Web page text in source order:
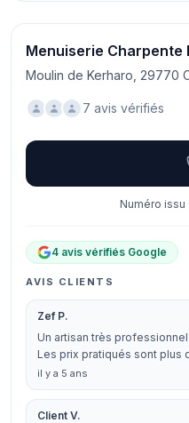
Menuiserie Charpente
Moulin de Kerharo, 29770
7 avis vérifiés
Numéro
4 avis vérifiés Google
AVIS CLIENTS
Zef P.
Un artisan très
Les prix pratiqués sont plus
il y a 5 ans
Client V.